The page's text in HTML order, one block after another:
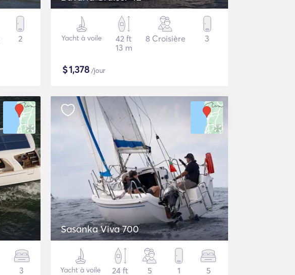
2 Yacht à voile
42 ft
13 m
8 Croisière 3
$1,378/jour
3
Sasanka Viva 700
Yacht à voile
24 ft
5 1 5